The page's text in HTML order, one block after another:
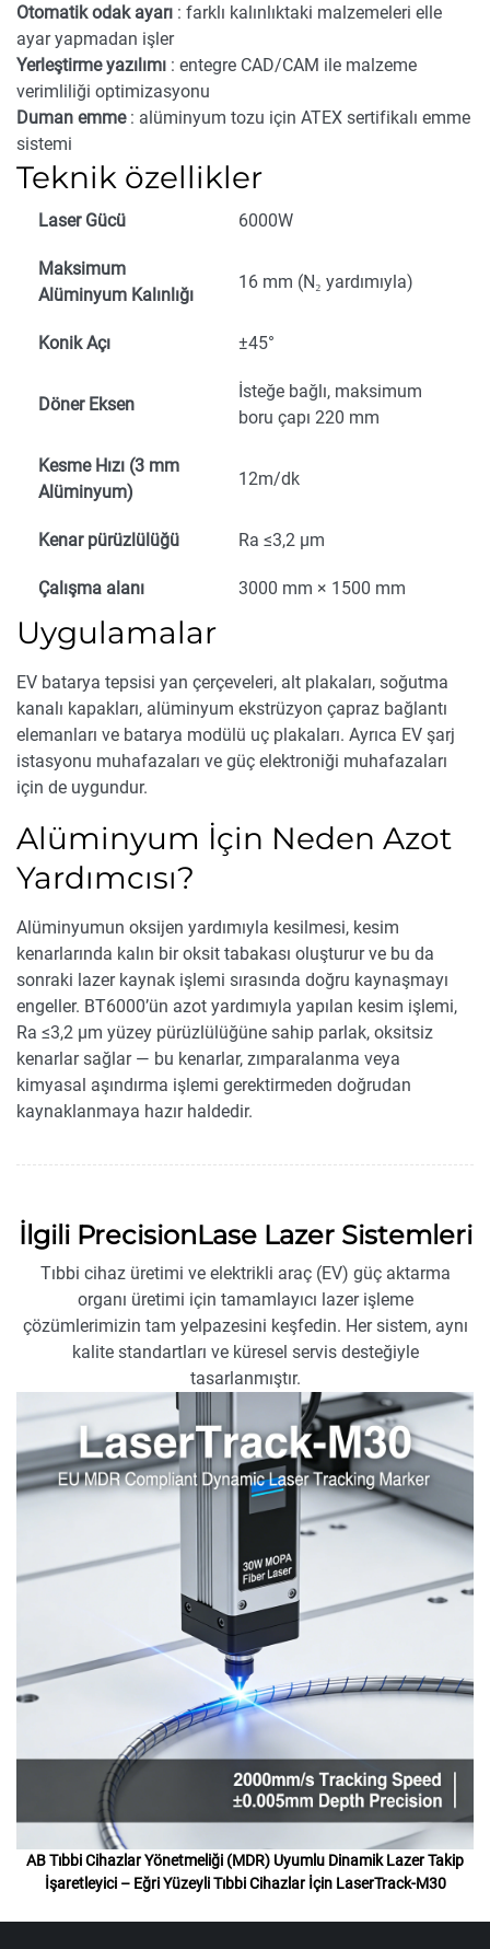
Otomatik odak ayarı : farklı kalınlıktaki malzemeleri elle
ayar yapmadan işler
Yerleştirme yazılımı : entegre CAD/CAM ile malzeme
verimliliği optimizasyonu
Duman emme : alüminyum tozu için ATEX sertifikalı emme
sistemi
Teknik özellikler
Laser Gücü 6000W
Maksimum
Alüminyum Kalınlığı
16 mm (N₂ yardımıyla)
Konik Açı ±45°
Döner Eksen
İsteğe bağlı, maksimum
boru çapı 220 mm
Kesme Hızı (3 mm
Alüminyum)
12m/dk
Kenar pürüzlülüğü Ra ≤3,2 μm
Çalışma alanı 3000 mm × 1500 mm
Uygulamalar
EV batarya tepsisi yan çerçeveleri, alt plakaları, soğutma
kanalı kapakları, alüminyum ekstrüzyon çapraz bağlantı
elemanları ve batarya modülü uç plakaları. Ayrıca EV şarj
istasyonu muhafazaları ve güç elektroniği muhafazaları
için de uygundur.
Alüminyum İçin Neden Azot
Yardımcısı?
Alüminyumun oksijen yardımıyla kesilmesi, kesim
kenarlarında kalın bir oksit tabakası oluşturur ve bu da
sonraki lazer kaynak işlemi sırasında doğru kaynaşmayı
engeller. BT6000’ün azot yardımıyla yapılan kesim işlemi,
Ra ≤3,2 μm yüzey pürüzlülüğüne sahip parlak, oksitsiz
kenarlar sağlar — bu kenarlar, zımparalanma veya
kimyasal aşındırma işlemi gerektirmeden doğrudan
kaynaklanmaya hazır haldedir.
İlgili PrecisionLase Lazer Sistemleri
Tıbbi cihaz üretimi ve elektrikli araç (EV) güç aktarma
organı üretimi için tamamlayıcı lazer işleme
çözümlerimizin tam yelpazesini keşfedin. Her sistem, aynı
kalite standartları ve küresel servis desteğiyle
tasarlanmıştır.
AB Tıbbi Cihazlar Yönetmeliği (MDR) Uyumlu Dinamik Lazer Takip
İşaretleyici – Eğri Yüzeyli Tıbbi Cihazlar İçin LaserTrack-M30